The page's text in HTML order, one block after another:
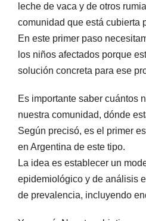
leche de vaca y de otros
comunidad que está cubierta
En este primer paso
los niños afectados porque
solución concreta para ese
Es importante saber cuántos
nuestra comunidad, dónde
Según precisó, es el primer
en Argentina de este tipo.
La idea es establecer un
epidemiológico y de análisis
de prevalencia, incluyendo